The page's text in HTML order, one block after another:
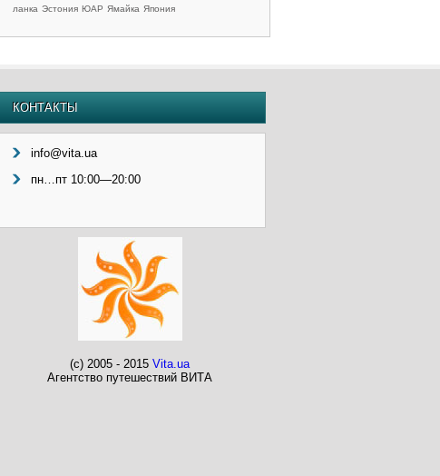
ланка Эстония ЮАР Ямайка Япония
КОНТАКТЫ
info@vita.ua
пн…пт 10:00—20:00
(c) 2005 - 2015 Vita.ua
Агентство путешествий ВИТА